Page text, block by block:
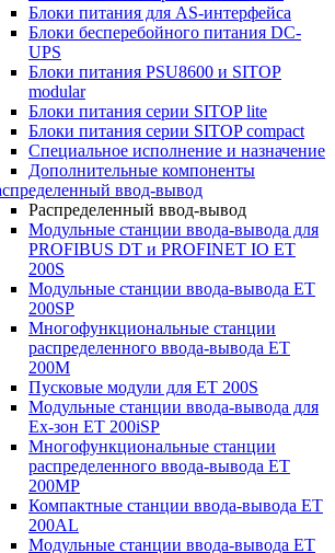
Блоки питания для AS-интерфейса
Блоки бесперебойного питания DC-
UPS
Блоки питания PSU8600 и SITOP
modular
Блоки питания серии SITOP lite
Блоки питания серии SITOP compact
Специальное исполнение и назначение
Дополнительные компоненты
ввод-вывод
Распределенный ввод-вывод
Модульные станции ввода-вывода для
PROFIBUS DT и PROFINET IO ET
200S
Модульные станции ввода-вывода ET
200SP
Многофункциональные станции
распределенного ввода-вывода ET
200M
Пусковые модули для ET 200S
Модульные станции ввода-вывода для
Ex-зон ET 200iSP
Многофункциональные станции
распределенного ввода-вывода ET
200MP
Компактные станции ввода-вывода ET
200AL
Модульные станции ввода-вывода ET